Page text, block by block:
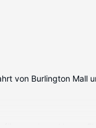
von Burlington Mall